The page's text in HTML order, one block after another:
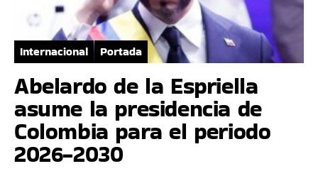
Internacional Portada
Abelardo de la Espriella
asume la presidencia de
Colombia para el periodo
2026-2030